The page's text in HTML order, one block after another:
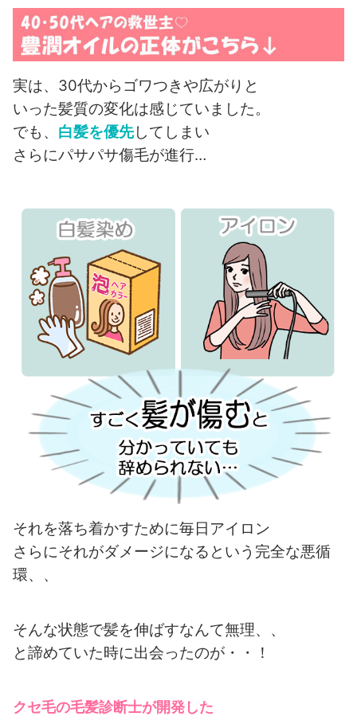
実は、30代からゴワつきや広がりと
いった髪質の変化は感じていました。
でも、 白髪を優先してしまい
さらにパサパサ傷毛が進行…
それを落ち着かすために毎日アイロン
さらにそれがダメージになるという完全な悪循
環、、
そんな状態で髪を伸ばすなんて無理、、
と諦めていた時に出会ったのが・・！
クセ毛の毛髪診断士が開発した